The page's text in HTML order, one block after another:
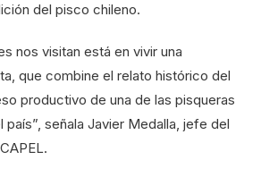
del pisco chileno.
nos visitan está en vivir una
que combine el relato histórico del
productivo de una de las pisqueras
señala Javier Medalla, jefe del